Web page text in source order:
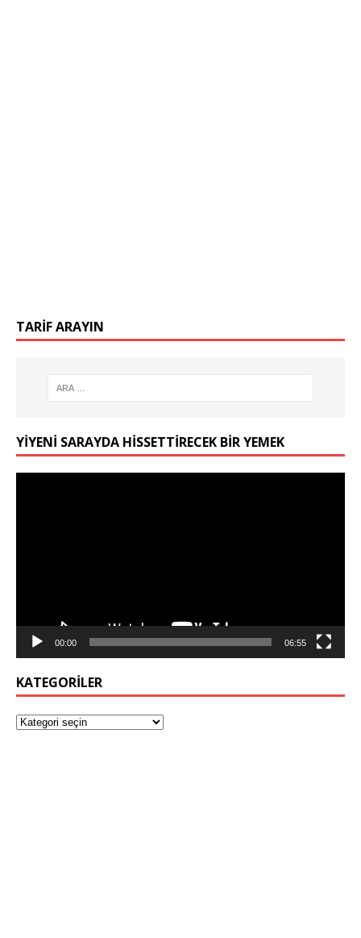
TARIF ARAYIN
YIYENI SARAYDA HISSETTIRECEK BIR YEMEK
00:00 06:55
KATEGORILER